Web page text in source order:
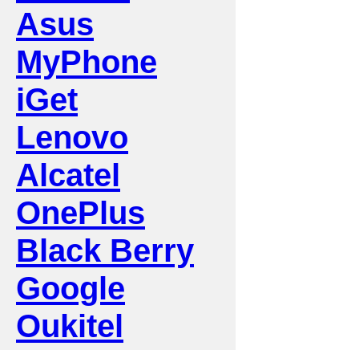
Asus
MyPhone
iGet
Lenovo
Alcatel
OnePlus
Black Berry
Google
Oukitel